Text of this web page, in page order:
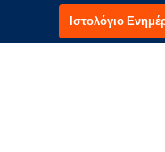
Ιστολόγιο